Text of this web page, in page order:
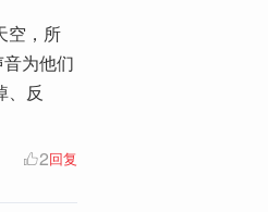
空，所
为他们
、反
2回复